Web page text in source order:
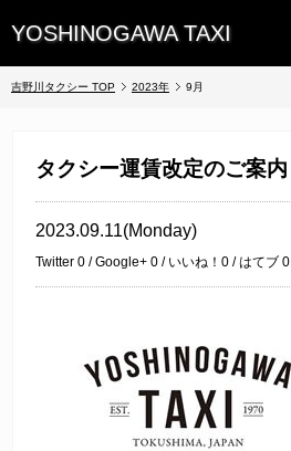
YOSHINOGAWA TAXI
吉野川タクシー TOP 2023年 9月
タクシー運賃改定のご案内
2023.09.11(Monday)
Twitter0 / Google+0 / いいね！0 / はてブ0